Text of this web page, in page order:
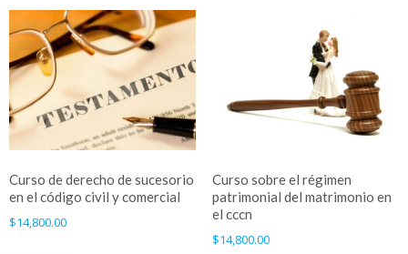
Curso de derecho de sucesorio
en el código civil y comercial
$14,800.00
Curso sobre el régimen
patrimonial del matrimonio en
el cccn
$14,800.00